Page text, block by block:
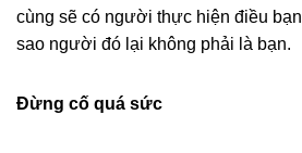
cùng sẽ có người thực hiện điều
sao người đó lại không phải là bạn.
Đừng cố quá sức